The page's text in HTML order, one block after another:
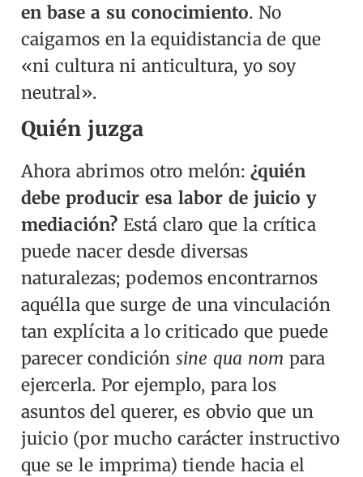
en base a su conocimiento. No
caigamos en la equidistancia de que
«ni cultura ni anticultura, yo soy
neutral».
Quién juzga
Ahora abrimos otro melón: ¿quién
debe producir esa labor de juicio y
mediación? Está claro que la crítica
puede nacer desde diversas
naturalezas; podemos encontrarnos
aquélla que surge de una vinculación
tan explícita a lo criticado que puede
parecer condiciónsine qua nom para
ejercerla. Por ejemplo, para los
asuntos del querer, es obvio que un
juicio (por mucho carácter instructivo
que se le imprima) tiende hacia el